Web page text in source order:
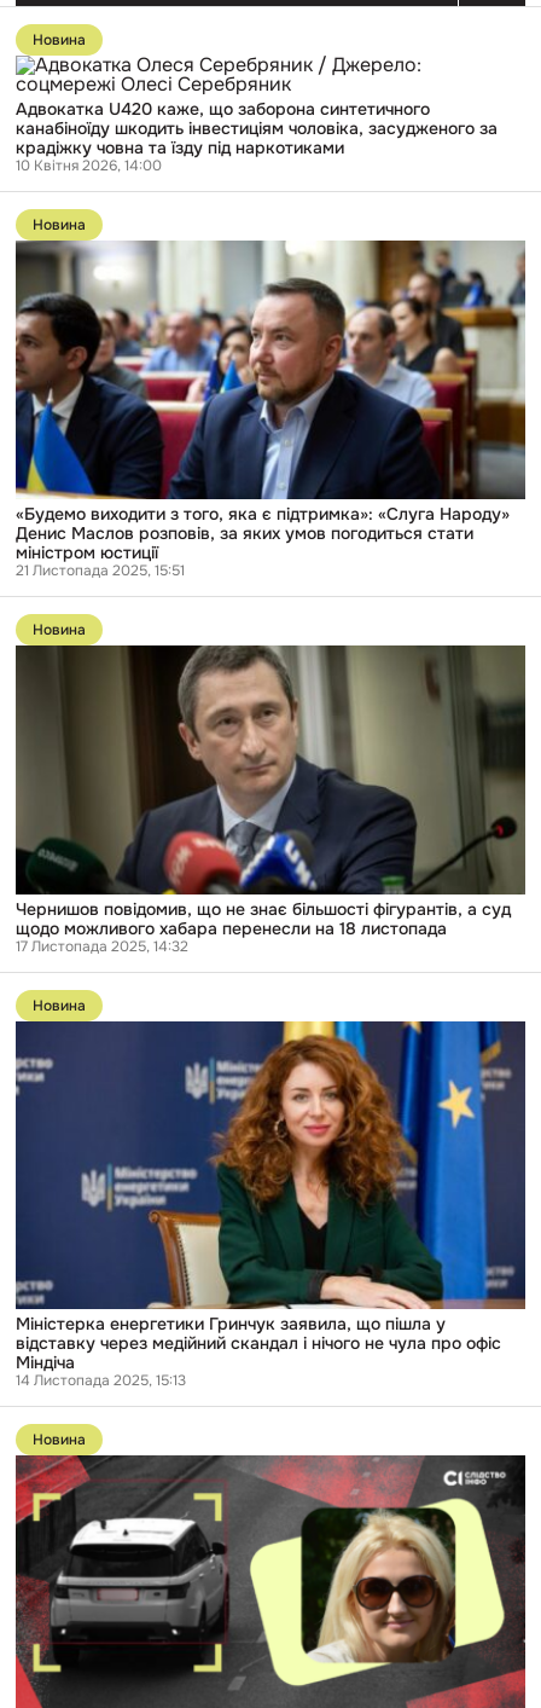
Перейти
до
публікації
Адвокатка
U420
каже,
що
заборона
синтетичного
канабіноїду
шкодить
інвестиціям
чоловіка,
засудженого
крадіжку
човна
та
їзду
під
наркотиками
Новина
Адвокатка U420 каже, що заборона синтетичного
канабіноїду шкодить інвестиціям чоловіка, засудженого за
крадіжку човна та їзду під наркотиками
10 Квітня 2026, 14:00
Перейти
до
публікації
«Будемо
виходити
того,
яка
підтримка»:
«Слуга
Народу»
Денис
Маслов
розповів,
за
яких
умов
погодиться
стати
юстиції
Новина
«Будемо виходити з того, яка є підтримка»: «Слуга Народу»
Денис Маслов розповів, за яких умов погодиться стати
міністром юстиції
21 Листопада 2025, 15:51
Перейти
до
публікації
щодо
можливого
хабара
перенесли
на
18
листопада
Новина
Чернишов повідомив, що не знає більшості фігурантів, а суд
щодо можливого хабара перенесли на 18 листопада
17 Листопада 2025, 14:32
Перейти
до
публікації
енергетики
Гринчук
заявила,
відставку
не
чула
про
офіс
Міндіча
Новина
Міністерка енергетики Гринчук заявила, що пішла у
відставку через медійний скандал і нічого не чула про офіс
Міндіча
14 Листопада 2025, 15:13
Перейти
до
публікації
Дружина
прем’єр-
міністра
Катерина
Шмигаль
має
автівку
преміумкласу,
яку
чоловік
чомусь
Новина